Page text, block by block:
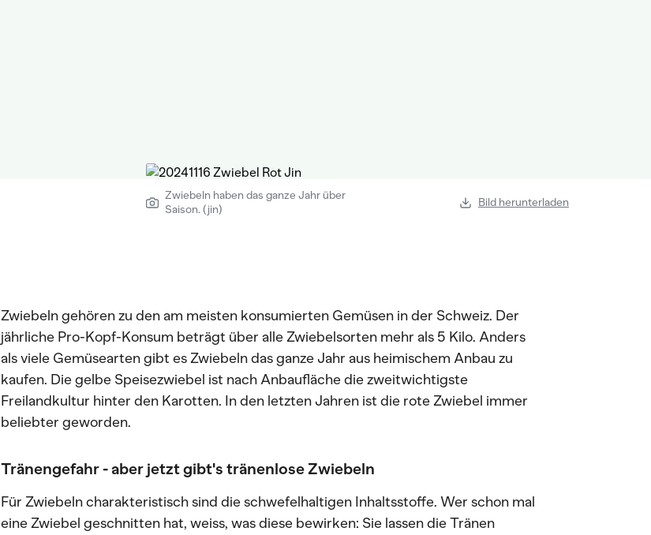
Zwiebeln haben das ganze Jahr über
Saison. (jin)
Bild herunterladen
Zwiebeln gehören zu den am meisten konsumierten Gemüsen in der Schweiz. Der
jährliche Pro-Kopf-Konsum beträgt über alle Zwiebelsorten mehr als 5 Kilo. Anders
als viele Gemüsearten gibt es Zwiebeln das ganze Jahr aus heimischem Anbau zu
kaufen. Die gelbe Speisezwiebel ist nach Anbaufläche die zweitwichtigste
Freilandkultur hinter den Karotten. In den letzten Jahren ist die rote Zwiebel immer
beliebter geworden.
Tränengefahr - aber jetzt gibt's tränenlose Zwiebeln
Für Zwiebeln charakteristisch sind die schwefelhaltigen Inhaltsstoffe. Wer schon mal
eine Zwiebel geschnitten hat, weiss, was diese bewirken: Sie lassen die Tränen